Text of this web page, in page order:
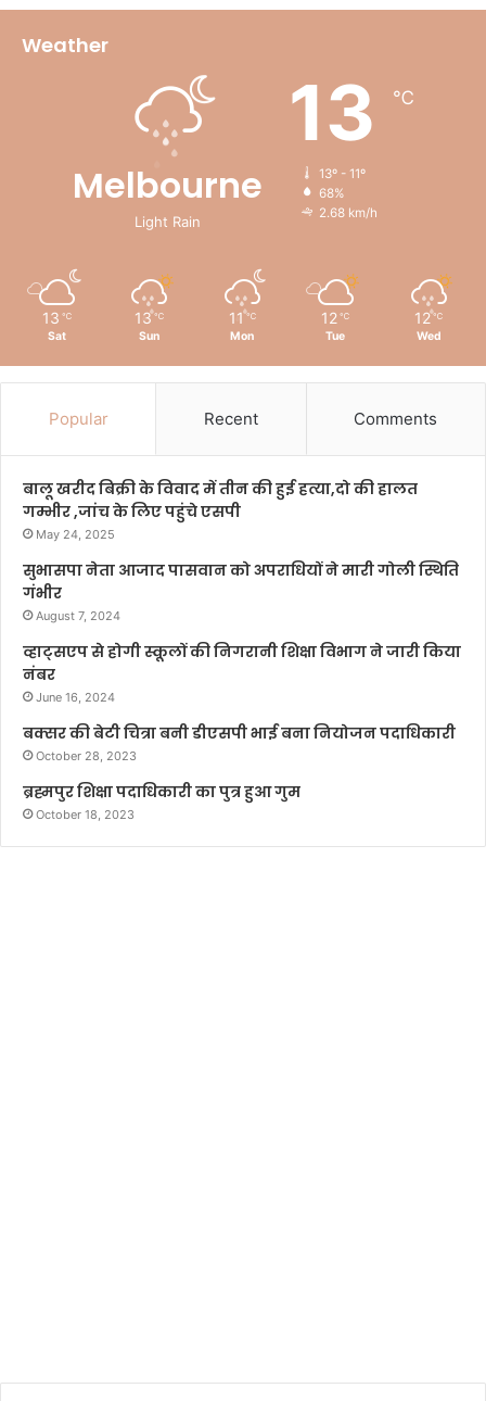
Weather
Melbourne
Light Rain
13 ℃
13º - 11º
68%
2.68 km/h
13 ℃
Sat
13 ℃
Sun
11 ℃
Mon
12 ℃
Tue
12 ℃
Wed
Popular Recent Comments
बालू खरीद बिक्री के विवाद में तीन की हुई हत्या,दो की हालत
गम्भीर ,जांच के लिए पहुंचे एसपी
May 24, 2025
सुभासपा नेता आजाद पासवान को अपराधियों ने मारी गोली स्थिति
गंभीर
August 7, 2024
व्हाट्सएप से होगी स्कूलों की निगरानी शिक्षा विभाग ने जारी किया
नंबर
June 16, 2024
बक्सर की बेटी चित्रा बनी डीएसपी भाई बना नियोजन पदाधिकारी
October 28, 2023
ब्रह्मपुर शिक्षा पदाधिकारी का पुत्र हुआ गुम
October 18, 2023